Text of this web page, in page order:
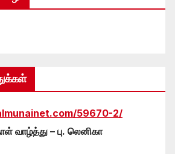
59670-2/
வாழ்த்து – பு. லெனிகா